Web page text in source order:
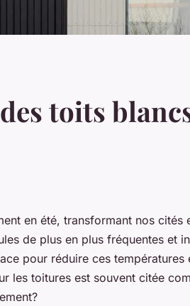
toits
en été, transformant nos cités
de plus en plus fréquentes et
pour réduire ces températures
les toitures est souvent citée